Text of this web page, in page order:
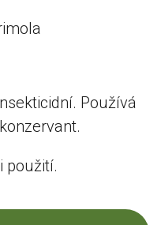
Používá
použití.